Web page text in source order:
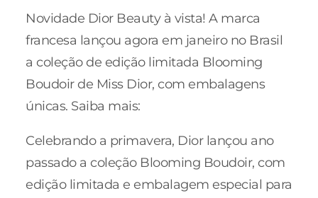
Novidade Dior Beauty à vista! A marca
francesa lançou agora em janeiro no Brasil
a coleção de edição limitada Blooming
Boudoir de Miss Dior, com embalagens
únicas. Saiba mais:
Celebrando a primavera, Dior lançou ano
passado a coleção Blooming Boudoir, com
edição limitada e embalagem especial para